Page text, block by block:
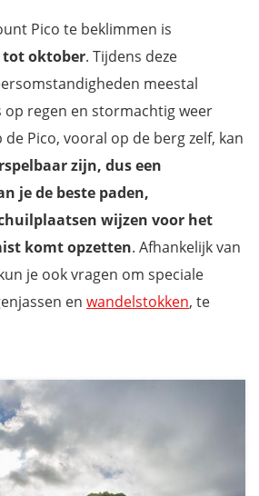
Pico te beklimmen is
tot oktober. Tijdens deze
meestal
op regen en stormachtig weer
Pico, vooral op de berg zelf, kan
zijn, dus een
je de beste paden,
wijzen voor het
komt opzetten. Afhankelijk van
je ook vragen om speciale
en wandelstokken, te